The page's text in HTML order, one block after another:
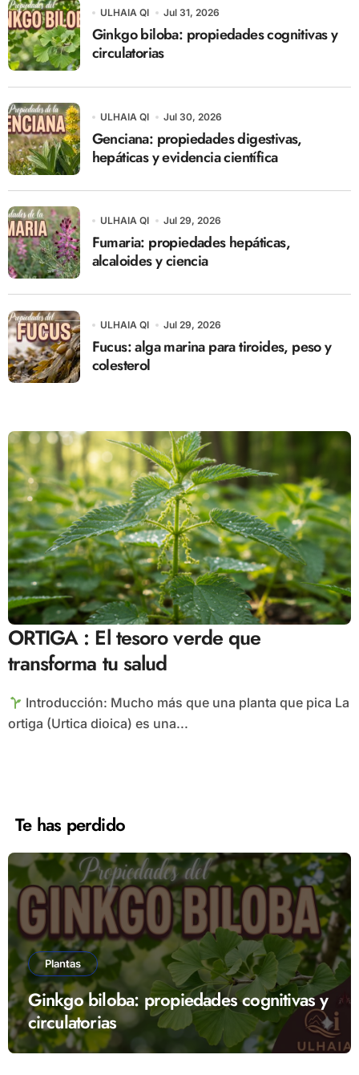
ULHAIA QI Jul 31, 2026
Ginkgo biloba: propiedades cognitivas y
circulatorias
ULHAIA QI Jul 30, 2026
Genciana: propiedades digestivas,
hepáticas y evidencia científica
ULHAIA QI Jul 29, 2026
Fumaria: propiedades hepáticas,
alcaloides y ciencia
ULHAIA QI Jul 29, 2026
Fucus: alga marina para tiroides, peso y
colesterol
ORTIGA : El tesoro verde que
transforma tu salud
Introducción: Mucho más que una planta que pica La
ortiga (Urtica dioica) es una...
Te has perdido
Plantas
Ginkgo biloba: propiedades cognitivas y
circulatorias